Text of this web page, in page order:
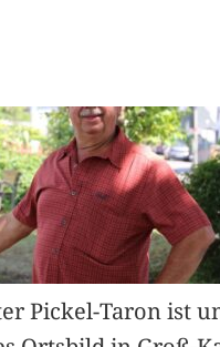
Pickel-Taron ist